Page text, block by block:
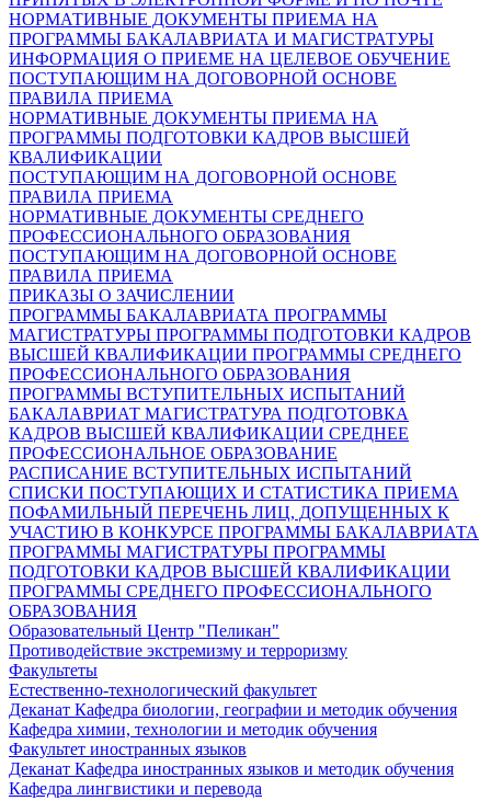
НОРМАТИВНЫЕ ДОКУМЕНТЫ ПРИЕМА НА
ПРОГРАММЫ БАКАЛАВРИАТА И МАГИСТРАТУРЫ
ИНФОРМАЦИЯ О ПРИЕМЕ НА ЦЕЛЕВОЕ ОБУЧЕНИЕ
ПОСТУПАЮЩИМ НА ДОГОВОРНОЙ ОСНОВЕ
ПРАВИЛА ПРИЕМА
НОРМАТИВНЫЕ ДОКУМЕНТЫ ПРИЕМА НА
ПРОГРАММЫ ПОДГОТОВКИ КАДРОВ ВЫСШЕЙ
КВАЛИФИКАЦИИ
ПОСТУПАЮЩИМ НА ДОГОВОРНОЙ ОСНОВЕ
ПРАВИЛА ПРИЕМА
НОРМАТИВНЫЕ ДОКУМЕНТЫ СРЕДНЕГО
ПРОФЕССИОНАЛЬНОГО ОБРАЗОВАНИЯ
ПОСТУПАЮЩИМ НА ДОГОВОРНОЙ ОСНОВЕ
ПРАВИЛА ПРИЕМА
ПРИКАЗЫ О ЗАЧИСЛЕНИИ
ПРОГРАММЫ БАКАЛАВРИАТА ПРОГРАММЫ
МАГИСТРАТУРЫ ПРОГРАММЫ ПОДГОТОВКИ КАДРОВ
ВЫСШЕЙ КВАЛИФИКАЦИИ ПРОГРАММЫ СРЕДНЕГО
ПРОФЕССИОНАЛЬНОГО ОБРАЗОВАНИЯ
ПРОГРАММЫ ВСТУПИТЕЛЬНЫХ ИСПЫТАНИЙ
БАКАЛАВРИАТ МАГИСТРАТУРА ПОДГОТОВКА
КАДРОВ ВЫСШЕЙ КВАЛИФИКАЦИИ СРЕДНЕЕ
ПРОФЕССИОНАЛЬНОЕ ОБРАЗОВАНИЕ
РАСПИСАНИЕ ВСТУПИТЕЛЬНЫХ ИСПЫТАНИЙ
СПИСКИ ПОСТУПАЮЩИХ И СТАТИСТИКА ПРИЕМА
ПОФАМИЛЬНЫЙ ПЕРЕЧЕНЬ ЛИЦ, ДОПУЩЕННЫХ К
УЧАСТИЮ В КОНКУРСЕ ПРОГРАММЫ БАКАЛАВРИАТА
ПРОГРАММЫ МАГИСТРАТУРЫ ПРОГРАММЫ
ПОДГОТОВКИ КАДРОВ ВЫСШЕЙ КВАЛИФИКАЦИИ
ПРОГРАММЫ СРЕДНЕГО ПРОФЕССИОНАЛЬНОГО
ОБРАЗОВАНИЯ
Образовательный Центр "Пеликан"
Противодействие экстремизму и терроризму
Факультеты
Естественно-технологический факультет
Деканат Кафедра биологии, географии и методик обучения
Кафедра химии, технологии и методик обучения
Факультет иностранных языков
Деканат Кафедра иностранных языков и методик обучения
Кафедра лингвистики и перевода